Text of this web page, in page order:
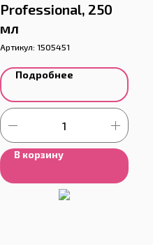
Professional, 250
мл
Артикул: 1505451
Подробнее
В корзину